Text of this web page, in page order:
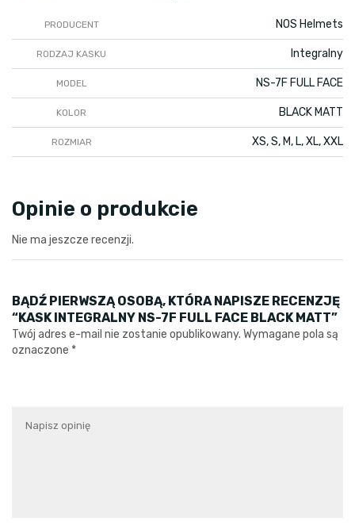
PRODUCENT NOS Helmets
RODZAJ KASKU Integralny
MODEL NS-7F FULL FACE
KOLOR BLACK MATT
ROZMIAR XS, S, M, L, XL, XXL
Opinie o produkcie
Nie ma jeszcze recenzji.
BĄDŹ PIERWSZĄ OSOBĄ, KTÓRA NAPISZE RECENZJĘ
“KASK INTEGRALNY NS-7F FULL FACE BLACK MATT”
Twój adres e-mail nie zostanie opublikowany. Wymagane pola są
oznaczone *